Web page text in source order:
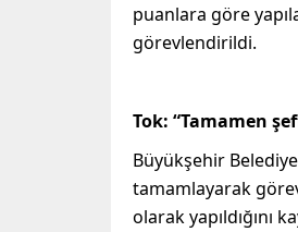
puanlara göre
görevlendirildi.
Tok: “Tamamen
Büyükşehir
tamamlayarak
olarak yapıldığını